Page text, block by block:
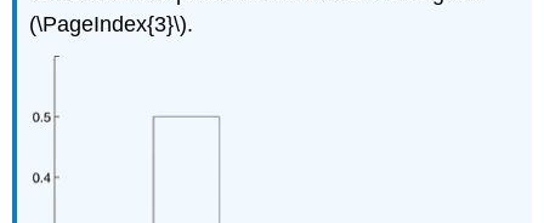
(\PageIndex{3}\).